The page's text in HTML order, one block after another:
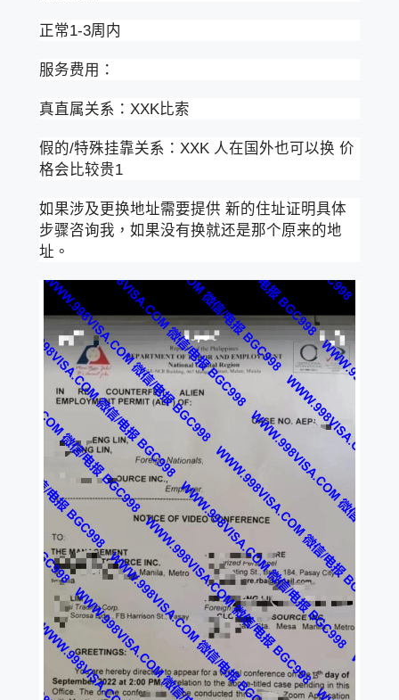
正常1-3周内
服务费用：
真直属关系：XXK比索
假的/特殊挂靠关系：XXK 人在国外也可以换 价
格会比较贵1
如果涉及更换地址需要提供 新的住址证明具体
步骤咨询我，如果没有换就还是那个原来的地
址。